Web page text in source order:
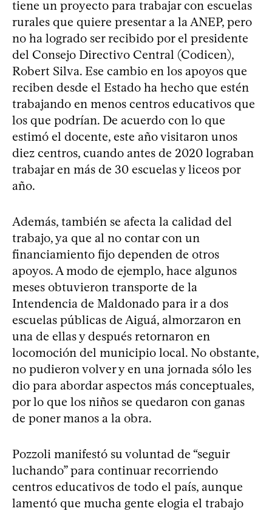
tiene un proyecto para trabajar con escuelas
rurales que quiere presentar a la ANEP, pero
no ha logrado ser recibido por el presidente
del Consejo Directivo Central (Codicen),
Robert Silva. Ese cambio en los apoyos que
reciben desde el Estado ha hecho que estén
trabajando en menos centros educativos que
los que podrían. De acuerdo con lo que
estimó el docente, este año visitaron unos
diez centros, cuando antes de 2020 lograban
trabajar en más de 30 escuelas y liceos por
año.
Además, también se afecta la calidad del
trabajo, ya que al no contar con un
financiamiento fijo dependen de otros
apoyos. A modo de ejemplo, hace algunos
meses obtuvieron transporte de la
Intendencia de Maldonado para ir a dos
escuelas públicas de Aiguá, almorzaron en
una de ellas y después retornaron en
locomoción del municipio local. No obstante,
no pudieron volver y en una jornada sólo les
dio para abordar aspectos más conceptuales,
por lo que los niños se quedaron con ganas
de poner manos a la obra.
Pozzoli manifestó su voluntad de “seguir
luchando” para continuar recorriendo
centros educativos de todo el país, aunque
lamentó que mucha gente elogia el trabajo